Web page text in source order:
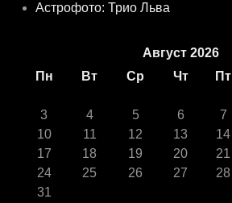
Астрофото: Трио Льва
Август 2026
Пн
Вт Ср Чт Пт
3
4 5 6 7
10
11 12 13 14
17
18 19 20 21
24
25 26 27 28
31